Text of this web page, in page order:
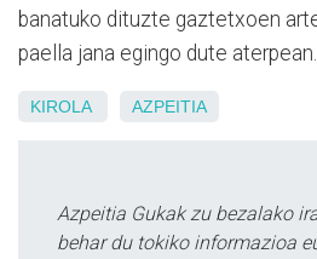
banatuko dituzte gaztetxoen
paella jana egingo dute aterpean.
KIROLA AZPEITIA
Azpeitia Gukak zu bezalako
behar du tokiko informazioa